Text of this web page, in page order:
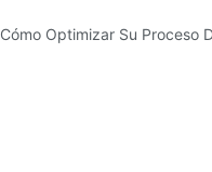
Cómo Optimizar Su Proceso